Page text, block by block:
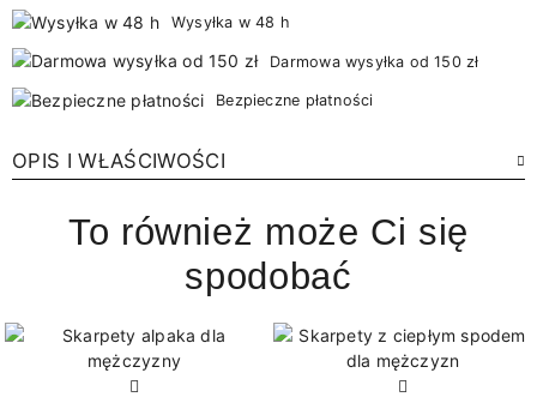
Wysyłka w 48 h
Darmowa wysyłka od 150 zł
Bezpieczne płatności
OPIS I WŁAŚCIWOŚCI
To również może Ci się
spodobać